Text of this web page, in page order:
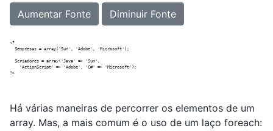
Aumentar Fonte Diminuir Fonte
<?
  $empresas = array('Sun', 'Adobe', 'Microsoft');
  $criadores = array('Java' => 'Sun',
    'ActionScript' => 'Adobe', 'C#' => 'Microsoft');
Há várias maneiras de percorrer os elementos de um
array. Mas, a mais comum é o uso de um laço foreach: